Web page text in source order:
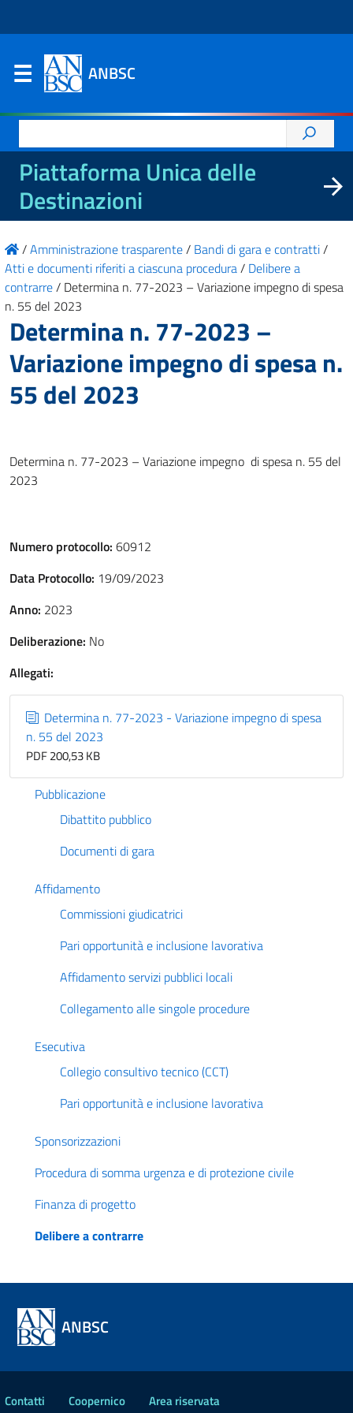
ANBSC
per:
Piattaforma Unica delle
Destinazioni
/Amministrazione trasparente/ Bandi di gara e contratti/
Atti e documenti riferiti a ciascuna procedura/ Delibere a
contrarre/ Determina n. 77-2023 – Variazione impegno di spesa
n. 55 del 2023
Determina n. 77-2023 –
Variazione impegno di spesa n.
55 del 2023
Determina n. 77-2023 – Variazione impegno di spesa n. 55 del
2023
Numero protocollo: 60912
Data Protocollo: 19/09/2023
Anno: 2023
Deliberazione: No
Allegati:
Determina n. 77-2023 - Variazione impegno di spesa
n. 55 del 2023
PDF 200,53 KB
Pubblicazione
Dibattito pubblico
Documenti di gara
Affidamento
Commissioni giudicatrici
Pari opportunità e inclusione lavorativa
Affidamento servizi pubblici locali
Collegamento alle singole procedure
Esecutiva
Collegio consultivo tecnico (CCT)
Pari opportunità e inclusione lavorativa
Sponsorizzazioni
Procedura di somma urgenza e di protezione civile
Finanza di progetto
Delibere a contrarre
ANBSC
Contatti Coopernico Area riservata